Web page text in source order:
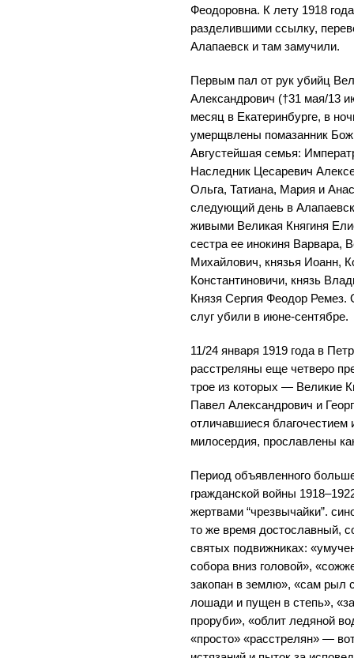
Феодоровна. К лету 1918
разделившими ссылку,
Алапаевск и там замучили.
Первым пал от рук убийц
Александрович (†31 мая/13
месяц в Екатеринбурге, в
умерщвлены помазанник
Августейшая семья:
Наследник Цесаревич
Ольга, Татиана, Мария и
следующий день в
живыми Великая Княгиня
сестра ее инокиня Варвара,
Михайлович, князья Иоанн,
Константиновичи, князь
Князя Сергия Феодор
слуг убили в июне-сентябре.
11/24 января 1919 года в
расстреляны еще четверо
трое из которых — Великие
Павел Александрович и
отличавшиеся благочестием
милосердия, прославлены
Период объявленного
гражданской войны
жертвами “чрезвычайки”.
то же время достославный,
святых подвижниках:
собора вниз головой»,
закопан в землю», «сам рыл
лошади и пущен в степь»,
проруби», «облит ледяной
«просто» «расстрелян» —